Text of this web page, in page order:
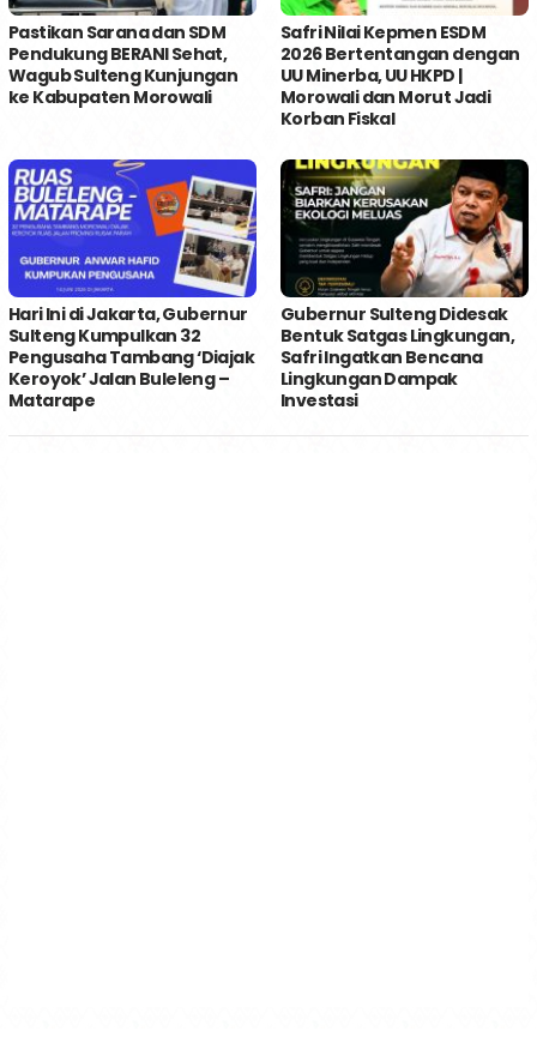
Pastikan Sarana dan SDM
Pendukung BERANI Sehat,
Wagub Sulteng Kunjungan
ke Kabupaten Morowali
Safri Nilai Kepmen ESDM
2026 Bertentangan dengan
UU Minerba, UU HKPD |
Morowali dan Morut Jadi
Korban Fiskal
Hari Ini di Jakarta, Gubernur
Sulteng Kumpulkan 32
Pengusaha Tambang ‘Diajak
Keroyok’ Jalan Buleleng –
Matarape
Gubernur Sulteng Didesak
Bentuk Satgas Lingkungan,
Safri Ingatkan Bencana
Lingkungan Dampak
Investasi